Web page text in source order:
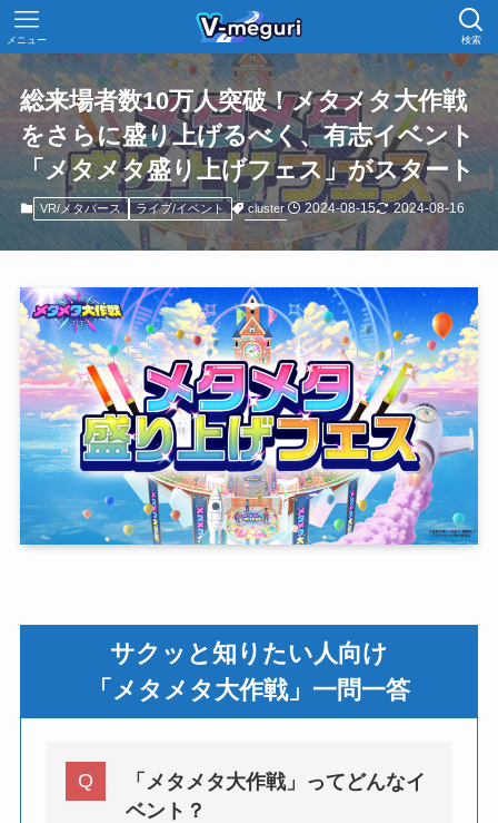
検索
メニュー
総来場者数10万人突破！メタメタ大作戦
をさらに盛り上げるべく、有志イベント
「メタメタ盛り上げフェス」がスタート
VR/メタバース ライブ/イベント cluster 2024-08-15 2024-08-16
サクッと知りたい人向け
「メタメタ大作戦」一問一答
「メタメタ大作戦」ってどんなイ
ベント？